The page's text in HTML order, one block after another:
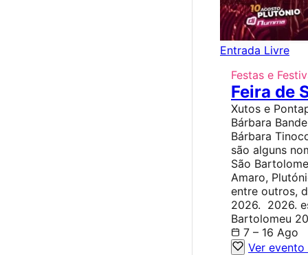
Entrada Livre
Festas e
Feira de
Xutos e
Bárbara
Bárbara
são alguns
São
Amaro,
entre outros,
2026. 2026.
Bartolomeu
7 – 16 Ago
Ver